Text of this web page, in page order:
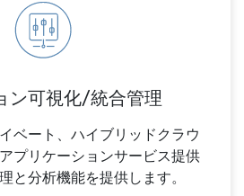
ン可視化/統合管理
ベート、ハイブリッドクラウ
プリケーションサービス提供
と分析機能を提供します。